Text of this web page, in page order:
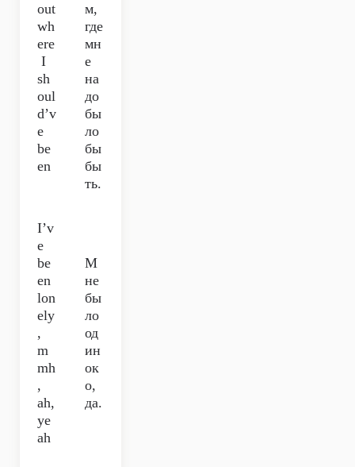
out
wh
ere
I
sh
oul
d’v
e
be
en
м,
где
мн
е
на
до
бы
ло
бы
бы
ть.
I’v
e
be
en
lon
ely
,
m
mh
,
ah,
ye
ah
М
не
бы
ло
од
ин
ок
о,
да.